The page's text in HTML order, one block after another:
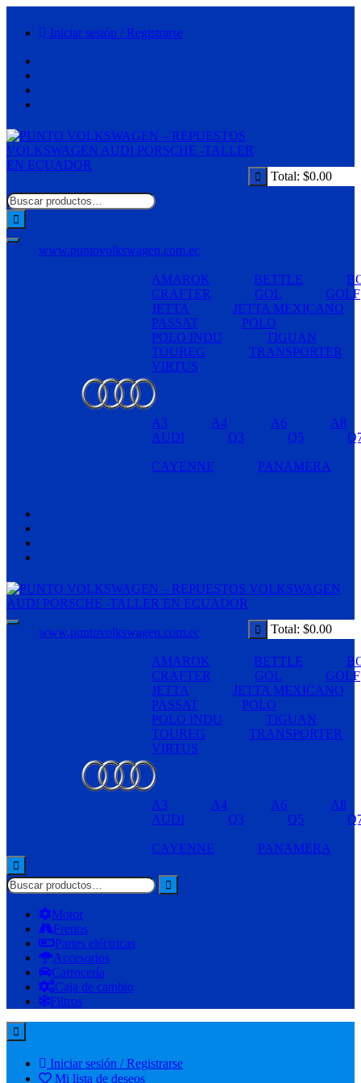
contenido
Iniciar sesión / Registrarse
Total: $0.00
www.puntovolkswagen.com.ec
AMAROK BETTLE
CRAFTER
GOL
GOLF
JETTA
JETTA MEXICANO
PASSAT
POLO
POLO INDU
TIGUAN
TOUREG
TRANSPORTER
VIRTUS
A3 A4 A6
A8
AUDI
Q3 Q5
CAYENNE PANAMERA
Total: $0.00
www.puntovolkswagen.com.ec
AMAROK BETTLE
CRAFTER
GOL
GOLF
JETTA
JETTA MEXICANO
PASSAT
POLO
POLO INDU
TIGUAN
TOUREG
TRANSPORTER
VIRTUS
A3 A4 A6
A8
AUDI
Q3 Q5
CAYENNE PANAMERA
Motor
Frenos
Partes eléctricas
Accesorios
Carrocería
Caja de cambio
Filtros
Iniciar sesión / Registrarse
Mi lista de deseos